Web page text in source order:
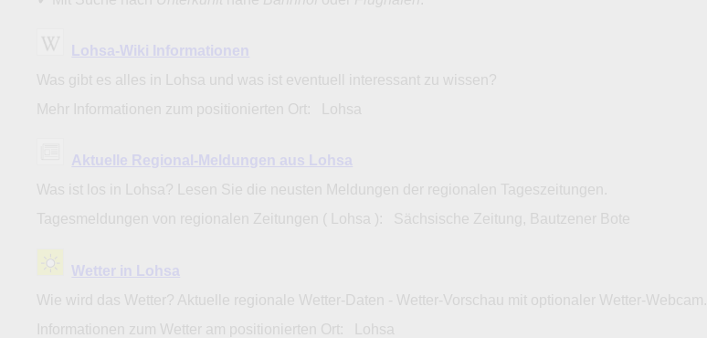
Lohsa-Wiki Informationen
Was gibt es alles in Lohsa und was ist eventuell interessant zu wissen?
Mehr Informationen zum positionierten Ort: Lohsa
Aktuelle Regional-Meldungen aus Lohsa
Was ist los in Lohsa? Lesen Sie die neusten Meldungen der regionalen Tageszeitungen.
Tagesmeldungen von regionalen Zeitungen ( Lohsa ): Sächsische Zeitung, Bautzener Bote
Wetter in Lohsa
Wie wird das Wetter? Aktuelle regionale Wetter-Daten - Wetter-Vorschau mit optionaler Wetter-Webcam.
Informationen zum Wetter am positionierten Ort: Lohsa